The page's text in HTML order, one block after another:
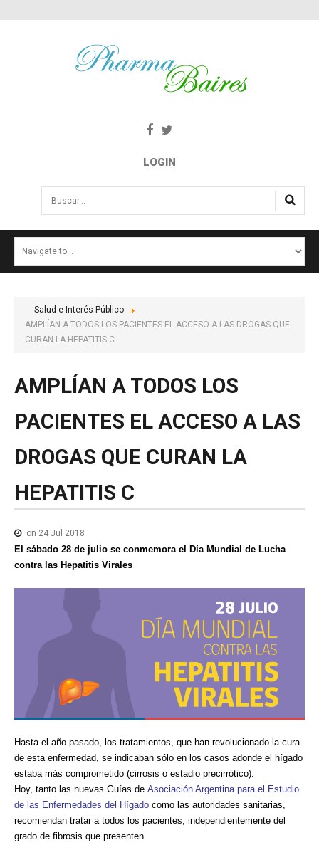
LOGIN
Buscar...
NOTICIAS
NOTICIAS MEDICAMENTOS
Salud e Interés Público
AMPLÍAN A TODOS LOS PACIENTES EL ACCESO A LAS DROGAS QUE
CURAN LA HEPATITIS C
AMPLÍAN A TODOS LOS
PACIENTES EL ACCESO A LAS
DROGAS QUE CURAN LA
HEPATITIS C
on 24 Jul 2018
El sábado 28 de julio se conmemora el Día Mundial de Lucha
contra las Hepatitis Virales
Hasta el año pasado, los tratamientos, que han revolucionado la cura
de esta enfermedad, se indicaban sólo en los casos adonde el hígado
estaba más comprometido (cirrosis o estadio precirrótico).
Hoy, tanto las nuevas Guías de Asociación Argentina para el Estudio
de las Enfermedades del Hígado como las autoridades sanitarias,
recomiendan tratar a todos los pacientes, independientemente del
grado de fibrosis que presenten.